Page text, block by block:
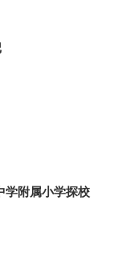
学附属小学探校